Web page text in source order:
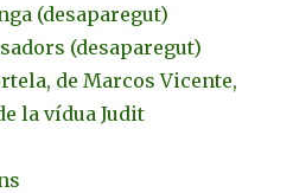
(desaparegut)
(desaparegut)
de Marcos Vicente,
la vídua Judit